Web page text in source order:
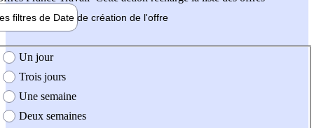
filtres de Date de création de l'offre
création de l'offre
Un jour
Trois jours
Une semaine
Deux semaines